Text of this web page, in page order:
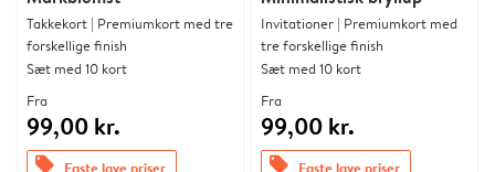
Takkekort | Premiumkort med tre
forskellige finish
Sæt med 10 kort
Fra
99,00 kr.
offers Faste lave priser
Invitationer | Premiumkort med
tre forskellige finish
Sæt med 10 kort
Fra
99,00 kr.
offers Faste lave priser